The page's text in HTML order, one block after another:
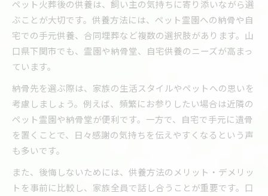
ペット火葬後の供養は、飼い主の気持ちに寄り添いながら選
ぶことが大切です。供養方法には、ペット霊園への納骨や自
宅での手元供養、合同埋葬など複数の選択肢があります。山
口県下関市でも、霊園や納骨堂、自宅供養のニーズが高まっ
ています。
納骨先を選ぶ際は、家族の生活スタイルやペットへの思いを
考慮しましょう。例えば、頻繁にお参りしたい場合は近隣の
ペット霊園や納骨堂が便利です。一方で、自宅で手元に遺骨
を置くことで、日々感謝の気持ちを伝えやすくなるという声
も多いです。
また、後悔しないためには、供養方法のメリット・デメリッ
トを事前に比較し、家族全員で話し合うことが重要です。口